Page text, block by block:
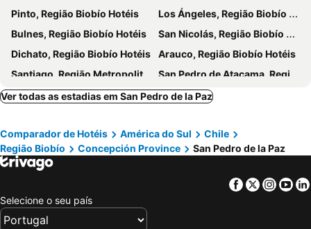
Pinto, Região Biobío Hotéis
Los Ángeles, Região Biobío Hotéis
Bulnes, Região Biobío Hotéis
San Nicolás, Região Biobío Hotéis
Dichato, Região Biobío Hotéis
Arauco, Região Biobío Hotéis
Santiago, Região Metropolitana de Santiago Hotéis
San Pedro de Atacama, Región de Antofagasta Hotéis
Puerto Varas, Região Los Lagos Hotéis
Viña del Mar, Região de Valparaíso Hotéis
Antofagasta, Región de Antofagasta Hotéis
Pucón, Região La Araucanía Hotéis
La Reina, Região Metropolitana de Santiago Hotéis
Ver todas as estadias em San Pedro de la Paz
Comparador de Hotéis América do Sul
Chile
Região Biobío
Concepción Province San Pedro de la Paz
Facebook
Twitter
Selecione o seu país